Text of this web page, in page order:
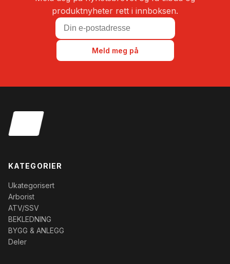
produktnyheter rett i innboksen.
Meld meg på
KATEGORIER
Ukategorisert
Arborist
ATV/SSV
BEKLEDNING
BYGG & ANLEGG
Deler